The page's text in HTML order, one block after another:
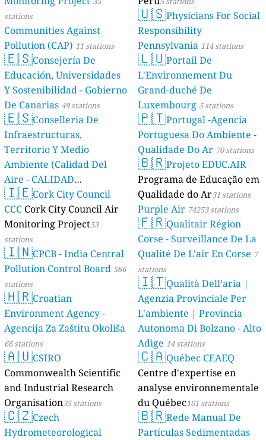
stations
Communities Against
Pollution (CAP) 11 stations
🇪🇸Consejería De
Educación, Universidades
Y Sostenibilidad - Gobierno
De Canarias 49 stations
🇪🇸Conselleria De
Infraestructuras,
Territorio Y Medio
Ambiente (Calidad Del
Aire - CALIDAD
AMBIENTAL) 23 stations
🇮🇪Cork City Council
CCC Cork City Council Air
Monitoring Project53
stations
🇮🇳CPCB - India Central
Pollution Control Board 586
stations
🇭🇷Croatian
Environment Agency -
Agencija Za Zaštitu Okoliša
66 stations
🇦🇺CSIRO
Commonwealth Scientific
and Industrial Research
Organisation35 stations
🇨🇿Czech
Hydrometeorological
🇺🇸Physicians For Social
Responsibility
Pennsylvania 114 stations
🇱🇺Portail De
L'Environnement Du
Grand-duché De
Luxembourg 5 stations
🇵🇹Portugal -Agencia
Portuguesa Do Ambiente -
Qualidade Do Ar 70 stations
🇧🇷Projeto EDUC.AIR
Programa de Educação em
Qualidade do Ar31 stations
Purple Air 74253 stations
🇫🇷Qualitair Région
Corse - Surveillance De La
Qualité De L'air En Corse 7
stations
🇮🇹Qualità Dell’aria |
Agenzia Provinciale Per
L'ambiente | Provincia
Autonoma Di Bolzano - Alto
Adige 14 stations
🇨🇦Québec CEAEQ
Centre d'expertise en
analyse environnementale
du Québec101 stations
🇧🇷Rede Manual De
Partículas Sedimentadas